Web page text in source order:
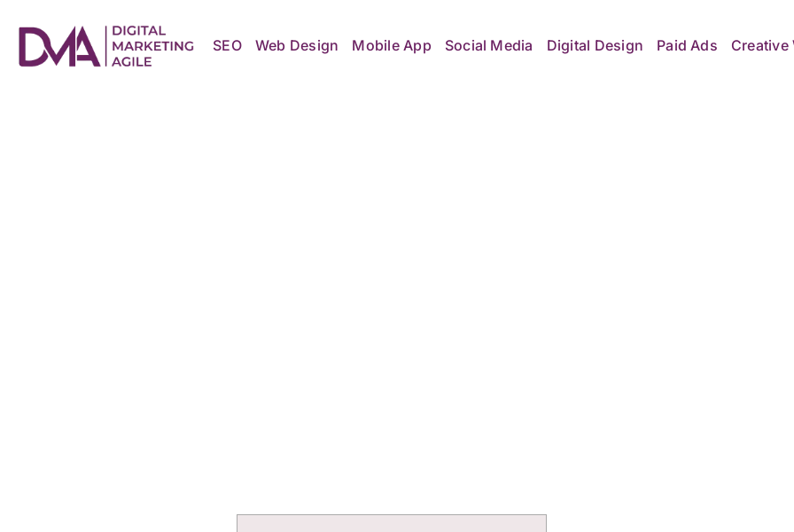
content
SEO Web Design Mobile App Social Media Digital Design Paid Ads Creative